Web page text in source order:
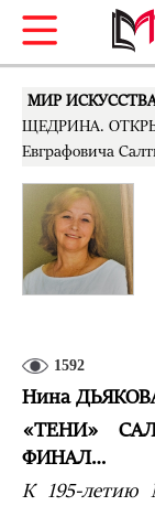
МИР
ЩЕДРИНА.
Евграфовича
1592
Нина
«ТЕНИ»
ФИНАЛ…
К 195-летию